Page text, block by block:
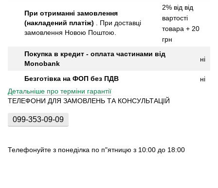
При отриманні замовлення
(накладений платіж)
При доставці
замовлення Новою Поштою.
2% від від
вартості
товара + 20
грн
Покупка в кредит - оплата частинами від
Monobank
ні
Безготівка на ФОП без ПДВ
ні
Детальніше про терміни гарантії
ТЕЛЕФОНИ ДЛЯ ЗАМОВЛЕНЬ ТА КОНСУЛЬТАЦІЙ
099-353-09-09
Телефонуйте з понеділка по п"ятницю з 10:00 до 18:00